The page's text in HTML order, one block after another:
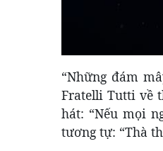
“Những đám
Fratelli Tutti về
hát: “Nếu mọi
tương tự: “Thà